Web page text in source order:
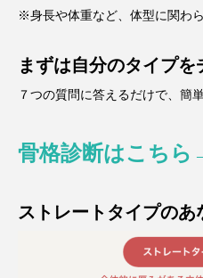
※⾝⻑や体重など、体型に関わ
まずは自分のタイプを
７つの質問に答えるだけで、簡
骨格診断はこちら
ストレートタイプの